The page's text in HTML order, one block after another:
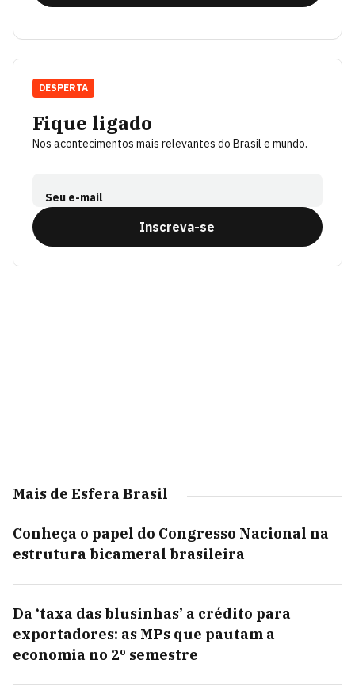
Fique ligado
Nos acontecimentos mais relevantes do Brasil e mundo.
Seu e-mail
Inscreva-se
DESPERTA
Mais de Esfera Brasil
Conheça o papel do Congresso Nacional na
estrutura bicameral brasileira
Da ‘taxa das blusinhas’ a crédito para
exportadores: as MPs que pautam a
economia no 2º semestre